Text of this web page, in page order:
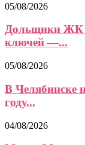
05/08/2026
Дольщики ЖК
ключей —...
05/08/2026
В Челябинске
году...
04/08/2026